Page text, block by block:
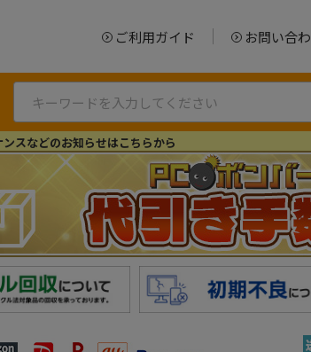
ご利用ガイド お問い合
スなどのお知らせはこちらから